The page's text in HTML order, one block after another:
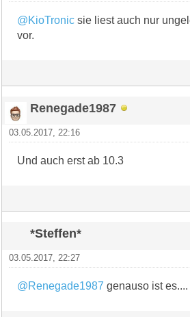
@KioTronic sie liest auch nur
vor.
Renegade1987
03.05.2017, 22:16
Und auch erst ab 10.3
*Steffen*
03.05.2017, 22:27
@Renegade1987 genauso ist es....